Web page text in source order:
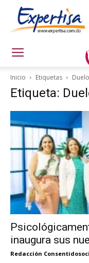
Inicio Etiquetas Duelo
Etiqueta:
inaugura sus
Redacción